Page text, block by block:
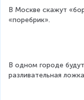
В Москве скажут
«поребрик».
В одном городе
разливательная